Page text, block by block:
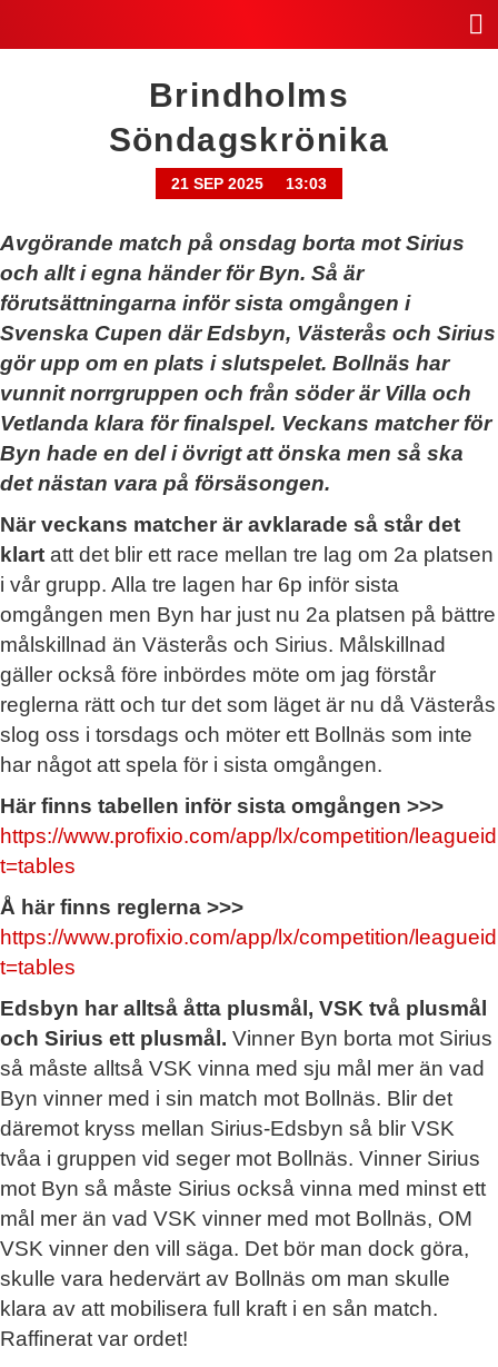
Brindholms
Söndagskrönika
21 SEP 2025 13:03
Avgörande match på onsdag borta mot Sirius
och allt i egna händer för Byn. Så är
förutsättningarna inför sista omgången i
Svenska Cupen där Edsbyn, Västerås och Sirius
gör upp om en plats i slutspelet. Bollnäs har
vunnit norrgruppen och från söder är Villa och
Vetlanda klara för finalspel. Veckans matcher för
Byn hade en del i övrigt att önska men så ska
det nästan vara på försäsongen.
När veckans matcher är avklarade så står det
klart att det blir ett race mellan tre lag om 2a platsen
i vår grupp. Alla tre lagen har 6p inför sista
omgången men Byn har just nu 2a platsen på bättre
målskillnad än Västerås och Sirius. Målskillnad
gäller också före inbördes möte om jag förstår
reglerna rätt och tur det som läget är nu då Västerås
slog oss i torsdags och möter ett Bollnäs som inte
har något att spela för i sista omgången.
Här finns tabellen inför sista omgången >>>
https://www.profixio.com/app/lx/competition/
t=tables
Å här finns reglerna >>>
https://www.profixio.com/app/lx/competition/
t=tables
Edsbyn har alltså åtta plusmål, VSK två plusmål
och Sirius ett plusmål. Vinner Byn borta mot Sirius
så måste alltså VSK vinna med sju mål mer än vad
Byn vinner med i sin match mot Bollnäs. Blir det
däremot kryss mellan Sirius-Edsbyn så blir VSK
tvåa i gruppen vid seger mot Bollnäs. Vinner Sirius
mot Byn så måste Sirius också vinna med minst ett
mål mer än vad VSK vinner med mot Bollnäs, OM
VSK vinner den vill säga. Det bör man dock göra,
skulle vara hedervärt av Bollnäs om man skulle
klara av att mobilisera full kraft i en sån match.
Raffinerat var ordet!